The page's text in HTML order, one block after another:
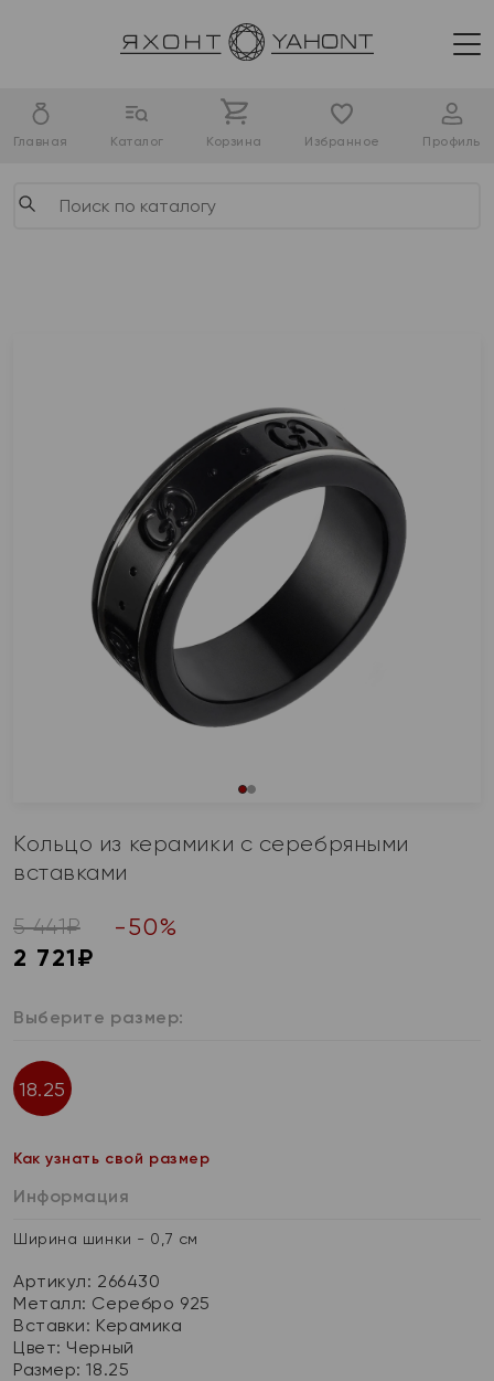
Главная Каталог Корзина Избранное Профиль
Кольцо из керамики с серебряными
вставками
5 441₽ -50%
2 721₽
Выберите размер:
18.25
Как узнать свой размер
Информация
Ширина шинки - 0,7 см
Артикул: 266430
Металл: Серебро 925
Вставки: Керамика
Цвет: Черный
Размер:18.25